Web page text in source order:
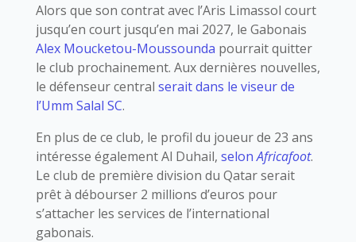
Alors que son contrat avec l’Aris Limassol court
jusqu’en court jusqu’en mai 2027, le Gabonais
Alex Moucketou-Moussounda pourrait quitter
le club prochainement. Aux dernières nouvelles,
le défenseur central serait dans le viseur de
l’Umm Salal SC.
En plus de ce club, le profil du joueur de 23 ans
intéresse également Al Duhail, selonAfricafoot.
Le club de première division du Qatar serait
prêt à débourser 2 millions d’euros pour
s’attacher les services de l’international
gabonais.